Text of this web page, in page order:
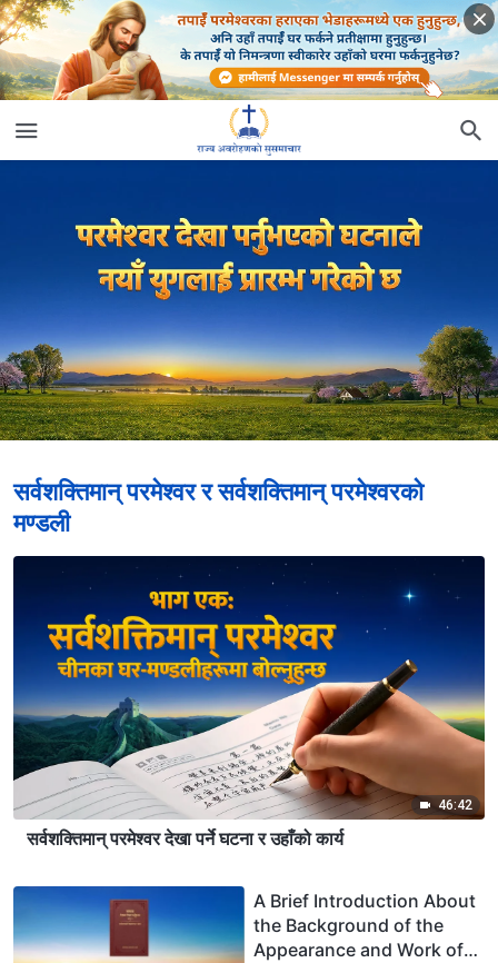
सर्वशक्तिमान् परमेश्‍वर र सर्वशक्तिमान्‌ परमेश्‍वरको
मण्डली
46:42
सर्वशक्तिमान् परमेश्‍वर देखा पर्ने घटना र उहाँको कार्य
A Brief Introduction About
the Background of the
Appearance and Work of